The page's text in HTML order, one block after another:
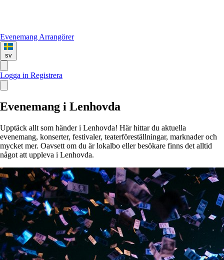
Evenemang Arrangörer
sv
Logga in Registrera
Evenemang i Lenhovda
Upptäck allt som händer i Lenhovda! Här hittar du aktuella
evenemang, konserter, festivaler, teaterföreställningar, marknader och
mycket mer. Oavsett om du är lokalbo eller besökare finns det alltid
något att uppleva i Lenhovda.